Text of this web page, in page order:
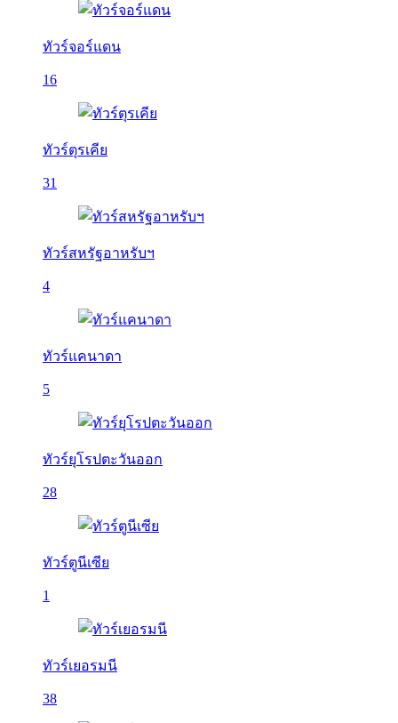
ทัวร์จอร์แดน
16
ทัวร์ตุรเคีย
31
ทัวร์สหรัฐอาหรับฯ
4
ทัวร์แคนาดา
5
ทัวร์ยุโรปตะวันออก
28
ทัวร์ตูนีเซีย
1
ทัวร์เยอรมนี
38